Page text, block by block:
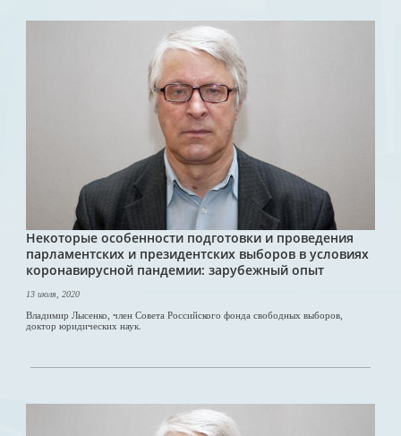
Некоторые особенности подготовки и проведения
парламентских и президентских выборов в условиях
коронавирусной пандемии: зарубежный опыт
13 июля, 2020
Владимир Лысенко, член Совета Российского фонда свободных выборов,
доктор юридических наук.